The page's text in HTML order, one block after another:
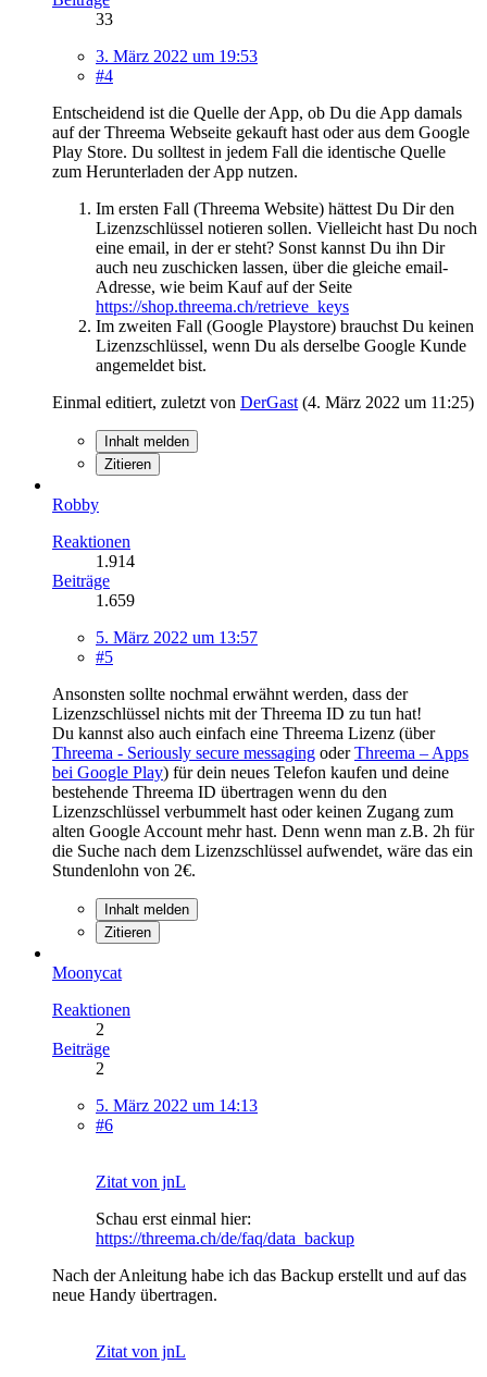
33
3. März 2022 um 19:53
#4
Entscheidend ist die Quelle der App, ob Du die App damals
auf der Threema Webseite gekauft hast oder aus dem Google
Play Store. Du solltest in jedem Fall die identische Quelle
zum Herunterladen der App nutzen.
Im ersten Fall (Threema Website) hättest Du Dir den
Lizenzschlüssel notieren sollen. Vielleicht hast Du noch
eine email, in der er steht? Sonst kannst Du ihn Dir
auch neu zuschicken lassen, über die gleiche email-
Adresse, wie beim Kauf auf der Seite
https://shop.threema.ch/retrieve_keys
Im zweiten Fall (Google Playstore) brauchst Du keinen
Lizenzschlüssel, wenn Du als derselbe Google Kunde
angemeldet bist.
Einmal editiert, zuletzt von DerGast (4. März 2022 um 11:25)
Inhalt melden
Zitieren
Robby
Reaktionen
1.914
Beiträge
1.659
5. März 2022 um 13:57
#5
Ansonsten sollte nochmal erwähnt werden, dass der
Lizenzschlüssel nichts mit der Threema ID zu tun hat!
Du kannst also auch einfach eine Threema Lizenz (über
Threema - Seriously secure messaging oderThreema – Apps
bei Google Play) für dein neues Telefon kaufen und deine
bestehende Threema ID übertragen wenn du den
Lizenzschlüssel verbummelt hast oder keinen Zugang zum
alten Google Account mehr hast. Denn wenn man z.B. 2h für
die Suche nach dem Lizenzschlüssel aufwendet, wäre das ein
Stundenlohn von 2€.
Inhalt melden
Zitieren
Moonycat
Reaktionen
2
Beiträge
2
5. März 2022 um 14:13
#6
Zitat von jnL
Schau erst einmal hier:
https://threema.ch/de/faq/data_backup
Nach der Anleitung habe ich das Backup erstellt und auf das
neue Handy übertragen.
Zitat von jnL